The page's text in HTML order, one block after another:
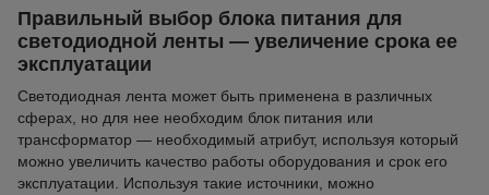
Правильный выбор блока питания для
светодиодной ленты — увеличение срока ее
эксплуатации
Светодиодная лента может быть применена в различных
сферах, но для нее необходим блок питания или
трансформатор — необходимый атрибут, используя который
можно увеличить качество работы оборудования и срок его
эксплуатации. Используя такие источники, можно